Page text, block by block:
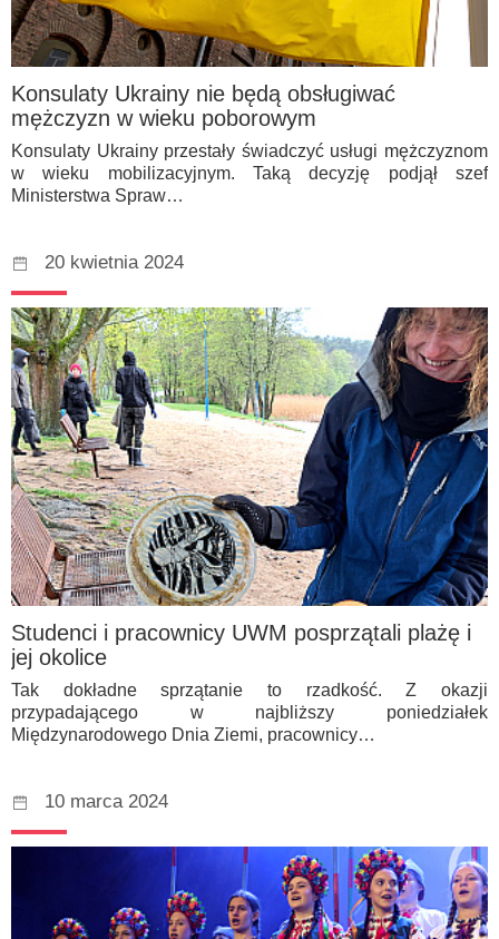
Konsulaty Ukrainy nie będą obsługiwać
mężczyzn w wieku poborowym
Konsulaty Ukrainy przestały świadczyć usługi mężczyznom
w wieku mobilizacyjnym. Taką decyzję podjął szef
Ministerstwa Spraw…
20 kwietnia 2024
Studenci i pracownicy UWM posprzątali plażę i
jej okolice
Tak dokładne sprzątanie to rzadkość. Z okazji
przypadającego w najbliższy poniedziałek
Międzynarodowego Dnia Ziemi, pracownicy…
10 marca 2024